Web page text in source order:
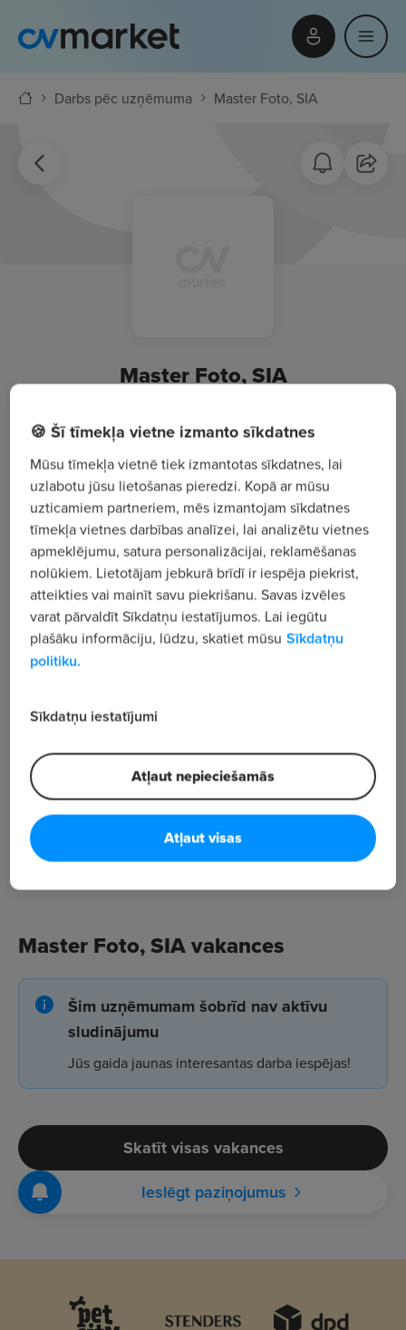
Darbs pēc uzņēmuma Master Foto, SIA
Master Foto, SIA
Firsa Sadovņikova iela 39 - 5A, Rīga
Apskatīt visus sludinājumus
Uzņēmuma apraksts
506
Skatījumu skaits
Master Foto, SIA vakances
Šim uzņēmumam šobrīd nav aktīvu
sludinājumu
Jūs gaida jaunas interesantas darba iespējas!
Skatīt visas vakances
Ieslēgt paziņojumus
🍪 Šī tīmekļa vietne izmanto sīkdatnes
Mūsu tīmekļa vietnē tiek izmantotas sīkdatnes, lai
uzlabotu jūsu lietošanas pieredzi. Kopā ar mūsu
uzticamiem partneriem, mēs izmantojam sīkdatnes
tīmekļa vietnes darbības analīzei, lai analizētu vietnes
apmeklējumu, satura personalizācijai, reklamēšanas
nolūkiem. Lietotājam jebkurā brīdī ir iespēja piekrist,
atteikties vai mainīt savu piekrišanu. Savas izvēles
varat pārvaldīt Sīkdatņu iestatījumos. Lai iegūtu
plašāku informāciju, lūdzu, skatiet mūsu Sīkdatņu
politiku.
Sīkdatņu iestatījumi
Atļaut nepieciešamās
Atļaut visas